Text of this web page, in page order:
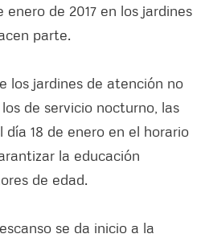
de 2017 en los jardines
parte.
los jardines de atención no
de servicio nocturno, las
18 de enero en el horario
la educación
de edad.
se da inicio a la